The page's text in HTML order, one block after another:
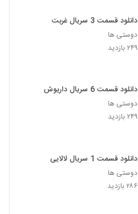
دانلود قسمت 3 سریال غربت
دوستی ها
۲۴۹ بازدید
دانلود قسمت 6 سریال داریوش
دوستی ها
۲۴۹ بازدید
دانلود قسمت 1 سریال لالایی
دوستی ها
۲۸۶ بازدید